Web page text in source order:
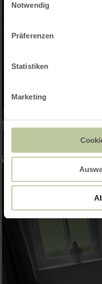
Notwendig
Präferenzen
Statistiken
Marketing